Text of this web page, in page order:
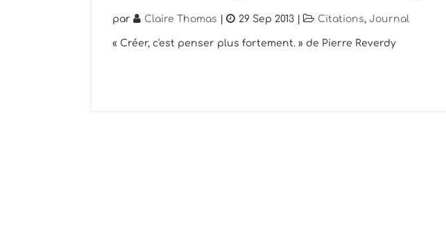
par Claire Thomas | 29 Sep 2013 | Citations, Journal
« Créer, c'est penser plus fortement. » de Pierre Reverdy